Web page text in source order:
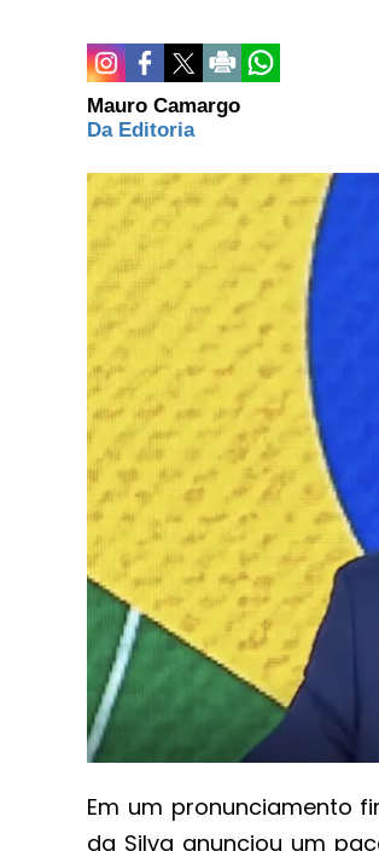
Mauro Camargo
Da Editoria
Em um pronunciamento
da Silva anunciou um